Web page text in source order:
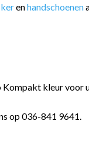
enhandschoenen
kleur voor
op 036-841 9641.